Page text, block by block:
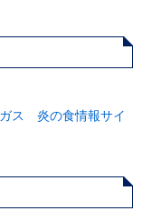
ス 炎の食情報サイ